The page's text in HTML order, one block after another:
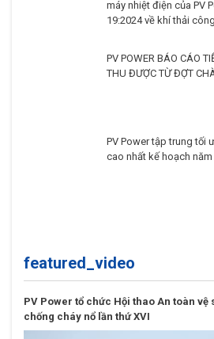
cao nhất kế hoạch năm
PV Power tổ chức Hội thao An toàn vệ